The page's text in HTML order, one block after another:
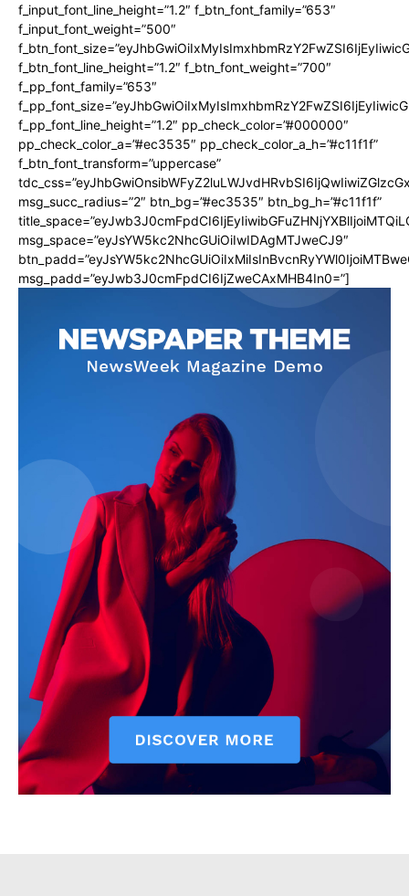
f_input_font_line_height=”1.2″ f_btn_font_family=”653″
f_input_font_weight=”500″
f_btn_font_line_height=”1.2″ f_btn_font_weight=”700″
f_pp_font_family=”653″
f_pp_font_line_height=”1.2″ pp_check_color=”#000000″
pp_check_color_a=”#ec3535″ pp_check_color_a_h=”#c11f1f”
f_btn_font_transform=”uppercase”
msg_succ_radius=”2″ btn_bg=”#ec3535″ btn_bg_h=”#c11f1f”
msg_space=”eyJsYW5kc2NhcGUiOiIwIDAgMTJweCJ9″
msg_padd=”eyJwb3J0cmFpdCI6IjZweCAxMHB4In0=”]